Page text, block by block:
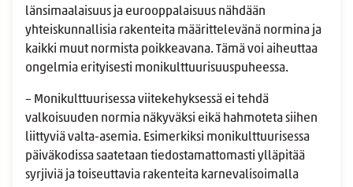
länsimaalaisuus ja eurooppalaisuus nähdään
yhteiskunnallisia rakenteita määrittelevänä normina ja
kaikki muut normista poikkeavana. Tämä voi aiheuttaa
ongelmia erityisesti monikulttuurisuuspuheessa.
– Monikulttuurisessa viitekehyksessä ei tehdä
valkoisuuden normia näkyväksi eikä hahmoteta siihen
liittyviä valta-asemia. Esimerkiksi monikulttuurisessa
päiväkodissa saatetaan tiedostamattomasti ylläpitää
syrjiviä ja toiseuttavia rakenteita karnevalisoimalla